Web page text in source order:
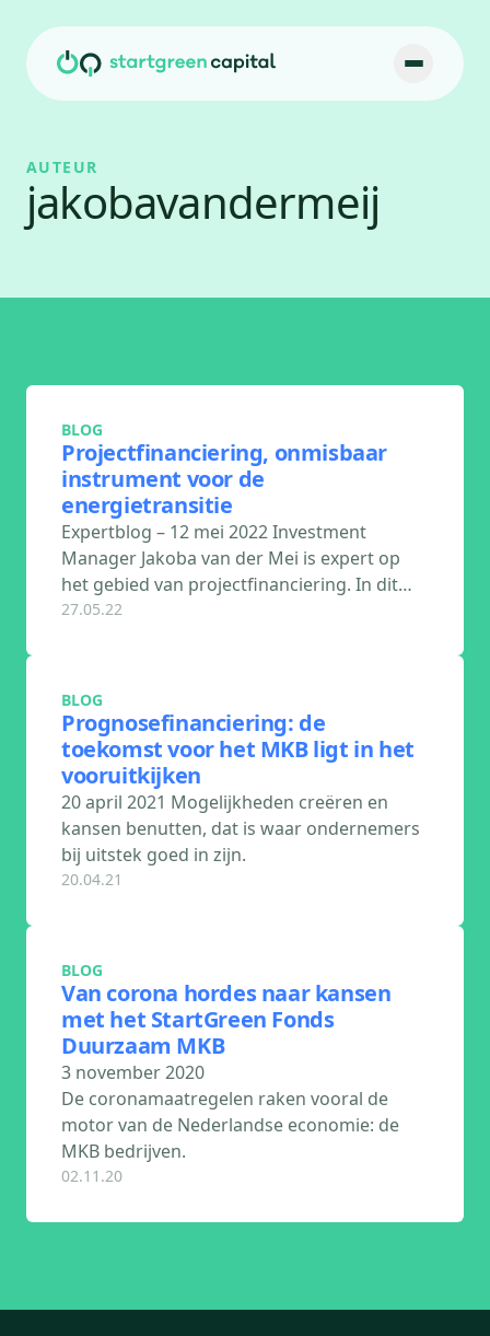
AUTEUR
jakobavandermeij
BLOG
Projectfinanciering, onmisbaar
instrument voor de
energietransitie
Expertblog – 12 mei 2022 Investment
Manager Jakoba van der Mei is expert op
het gebied van projectfinanciering. In dit…
27.05.22
BLOG
Prognosefinanciering: de
toekomst voor het MKB ligt in het
vooruitkijken
20 april 2021 Mogelijkheden creëren en
kansen benutten, dat is waar ondernemers
bij uitstek goed in zijn.
20.04.21
BLOG
Van corona hordes naar kansen
met het StartGreen Fonds
Duurzaam MKB
3 november 2020
De coronamaatregelen raken vooral de
motor van de Nederlandse economie: de
MKB bedrijven.
02.11.20